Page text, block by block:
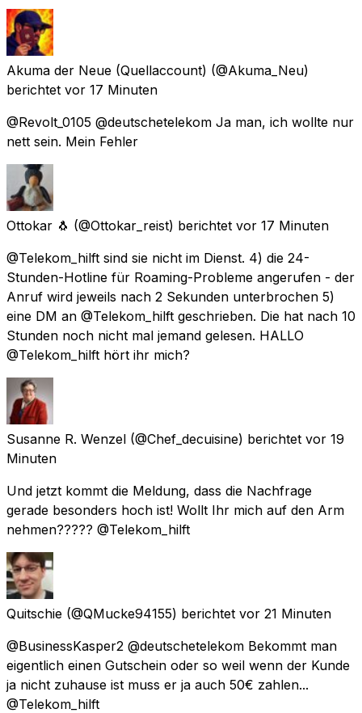
Akuma der Neue (Quellaccount) (@Akuma_Neu)
berichtet vor 17 Minuten
@Revolt_0105 @deutschetelekom Ja man, ich wollte nur
nett sein. Mein Fehler
Ottokar 🐧 (@Ottokar_reist) berichtet vor 17 Minuten
@Telekom_hilft sind sie nicht im Dienst. 4) die 24-
Stunden-Hotline für Roaming-Probleme angerufen - der
Anruf wird jeweils nach 2 Sekunden unterbrochen 5)
eine DM an @Telekom_hilft geschrieben. Die hat nach 10
Stunden noch nicht mal jemand gelesen. HALLO
@Telekom_hilft hört ihr mich?
Susanne R. Wenzel (@Chef_decuisine) berichtet vor 19
Minuten
Und jetzt kommt die Meldung, dass die Nachfrage
gerade besonders hoch ist! Wollt Ihr mich auf den Arm
nehmen????? @Telekom_hilft
Quitschie (@QMucke94155) berichtet vor 21 Minuten
@BusinessKasper2 @deutschetelekom Bekommt man
eigentlich einen Gutschein oder so weil wenn der Kunde
ja nicht zuhause ist muss er ja auch 50€ zahlen...
@Telekom_hilft